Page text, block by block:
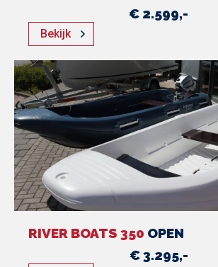
€ 2.599,-
Bekijk
RIVER BOATS 350 OPEN
€ 3.295,-